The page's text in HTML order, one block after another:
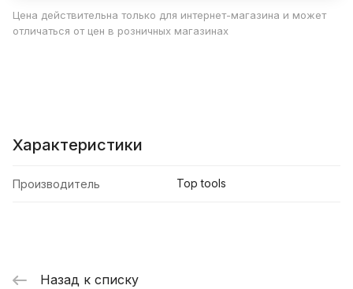
Цена действительна только для интернет-магазина и может
отличаться от цен в розничных магазинах
Характеристики
Производитель Top tools
Назад к списку